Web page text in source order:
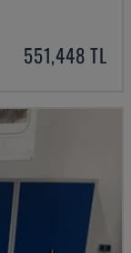
551,448 TL